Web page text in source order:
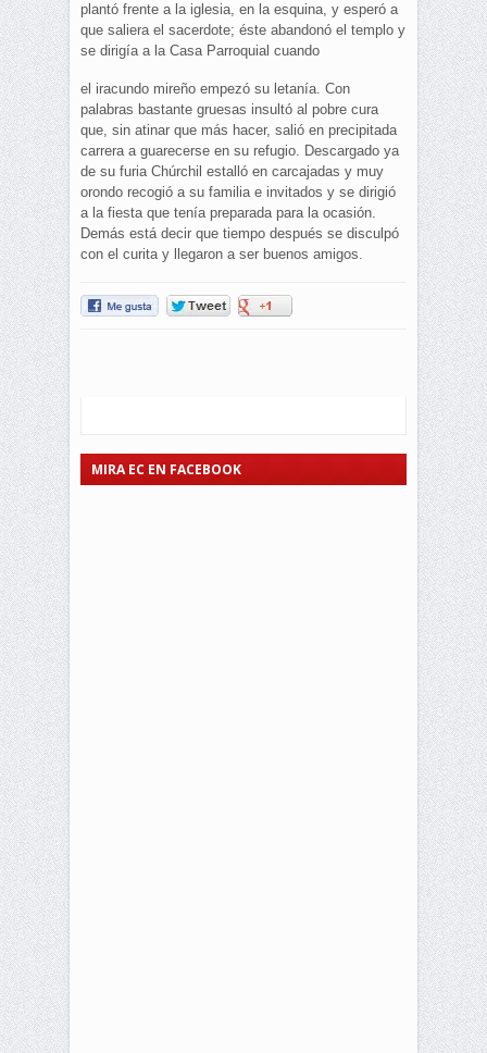
plantó frente a la iglesia, en la esquina, y esperó a
que saliera el sacerdote; éste abandonó el templo y
se dirigía a la Casa Parroquial cuando
el iracundo mireño empezó su letanía. Con
palabras bastante gruesas insultó al pobre cura
que, sin atinar que más hacer, salió en precipitada
carrera a guarecerse en su refugio. Descargado ya
de su furia Chúrchil estalló en carcajadas y muy
orondo recogió a su familia e invitados y se dirigió
a la fiesta que tenía preparada para la ocasión.
Demás está decir que tiempo después se disculpó
con el curita y llegaron a ser buenos amigos.
MIRA EC EN FACEBOOK